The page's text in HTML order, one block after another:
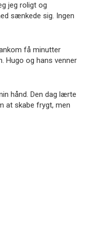
jeg roligt og
sænkede sig. Ingen
få minutter
Hugo og hans venner
hånd. Den dag lærte
at skabe frygt, men